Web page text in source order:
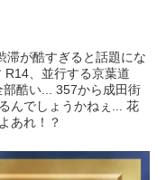
滞が酷すぎると話題にな
R14、並行する京葉道
酷い... 357から成田街
んでしょうかねぇ... 花
あれ！？